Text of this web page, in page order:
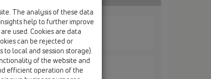
/ HL01016D
/ HL01017D
The analysis of these data
help to further improve
used. Cookies are data
can be rejected or
to local and session storage).
of the website and
efficient operation of the